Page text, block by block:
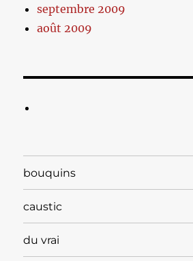
septembre 2009
août 2009
bouquins
caustic
du vrai